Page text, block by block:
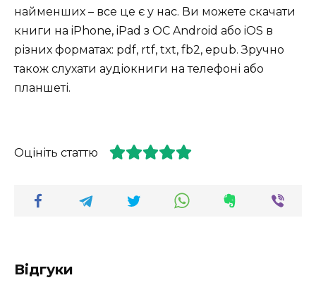
найменших – все це є у нас. Ви можете скачати
книги на iPhone, iPad з ОС Android або iOS в
різних форматах: pdf, rtf, txt, fb2, epub. Зручно
також слухати аудіокниги на телефоні або
планшеті.
Оцініть статтю
Відгуки